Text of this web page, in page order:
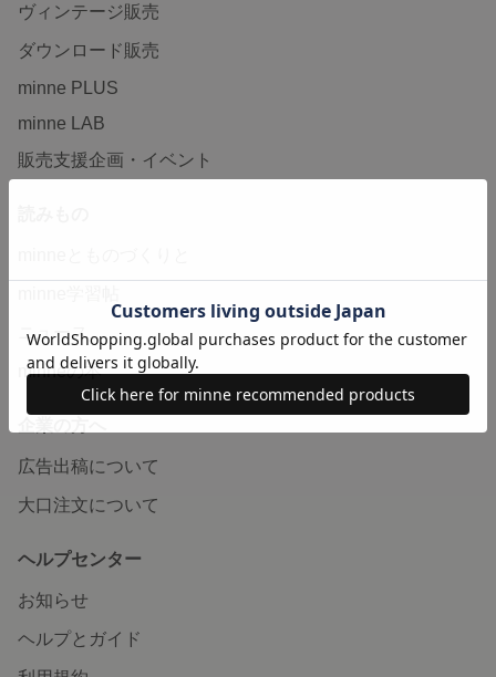
ヴィンテージ販売
ダウンロード販売
minne PLUS
minne LAB
販売支援企画・イベント
ニュース
minneの本
広告出稿について
大口注文について
ヘルプセンター
お知らせ
ヘルプとガイド